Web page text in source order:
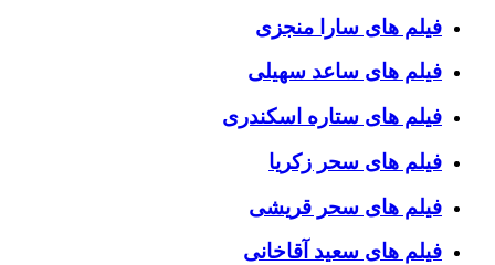
فیلم های سارا منجزی
فیلم های ساعد سهیلی
فیلم های ستاره اسکندری
فیلم های سحر زکریا
فیلم های سحر قریشی
فیلم های سعید آقاخانی